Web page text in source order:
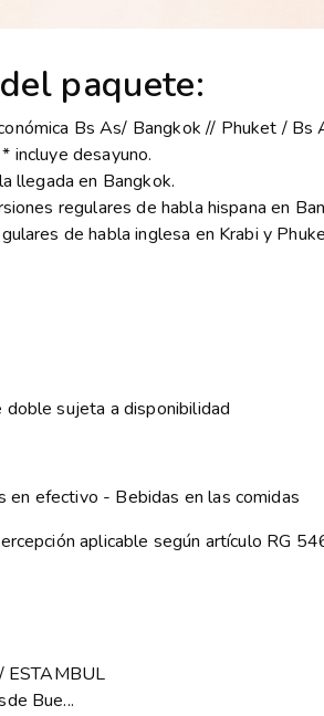
paquete:
Bs As/ Bangkok // Phuket / Bs
incluye desayuno.
llegada en Bangkok.
regulares de habla hispana en
de habla inglesa en Krabi y
doble sujeta a disponibilidad
en efectivo - Bebidas en las comidas
aplicable según artículo RG
ESTAMBUL
Bue...